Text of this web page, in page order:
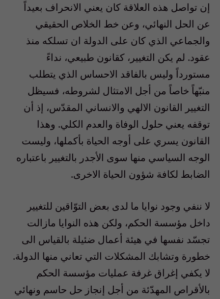
إن تواصل هذه العلاقة كان يعني الانحراف بعيداً
عن الحل النهائي، وعن خط الخلاص الحقيقي
والجماعي الذي كان على الدولة ان تسلكه منذ
عقود. لم يكن التغيير، كقانون طبيعي، نداءً
مستورداً وليس بالفاقد الاحساس الذي يتطلب
منبّهاً خاصاً من أجل الامتثال لشروطه، فسيظل
التغيير القانون الالهي والانساني المقدّس، إذ أن
توقفه يعني حلول الوفاة والعدم الكلي. وهذا
القانون يسري على أوجه الحياة بأكملها، وليست
الوجه السياسي منها سوى الأجدر بالتغيير باعتباره
الضابط لكافة شؤون الحياة الاخرى.
لا ننفي وجود نوايا ما لدى بعض التوّاقين للتغيير
داخل مؤسسة الحكم، ولكن هذه النوايا مازالت
تجسّد نفسها في هيئة أعمال ضئيلة بالقياس الى
خطورة وتشابك المشكلات التي تعاني منها الدولة.
لا يكفي إغراق غرفة عمليات مؤسسة الحكم
بالأقراص المهدّئة من أجل إنجاز حل حاسم ونهائي